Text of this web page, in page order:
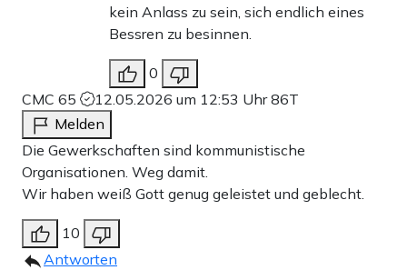
kein Anlass zu sein, sich endlich eines
Bessren zu besinnen.
0
CMC 65
12.05.2026 um 12:53 Uhr86T
Melden
Die Gewerkschaften sind kommunistische
Organisationen. Weg damit.
Wir haben weiß Gott genug geleistet und geblecht.
10
Antworten